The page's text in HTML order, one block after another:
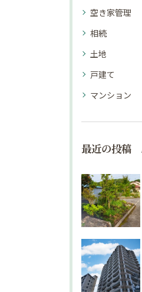
空き家管理
相続
土地
戸建て
マンション
最近の投稿